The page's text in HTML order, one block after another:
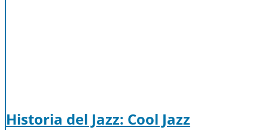
Historia del Jazz: Cool Jazz